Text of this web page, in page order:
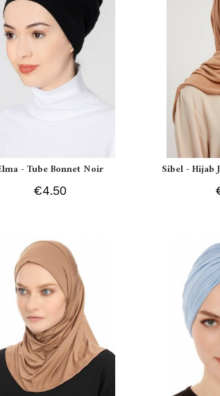
- Tube Bonnet Noir
€4.50
Sibel - Hijab